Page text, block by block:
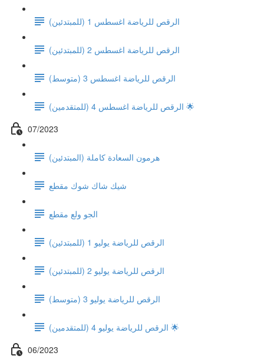
(الرقص للرياضة اغسطس 1 (للمبتدئين
(الرقص للرياضة اغسطس 2 (للمبتدئين
الرقص للرياضة اغسطس 3 (متوسط)
الرقص للرياضة اغسطس 4 (للمتقدمين) 🌟
07/2023
هرمون السعادة كاملة (المبتدئين)
شيك شاك شوك مقطع
الجو ولع مقطع
الرقص للرياضة يوليو 1 (للمبتدئين)
الرقص للرياضة يوليو 2 (للمبتدئين)
الرقص للرياضة يوليو 3 (متوسط)
الرقص للرياضة يوليو 4 (للمتقدمين) 🌟
06/2023